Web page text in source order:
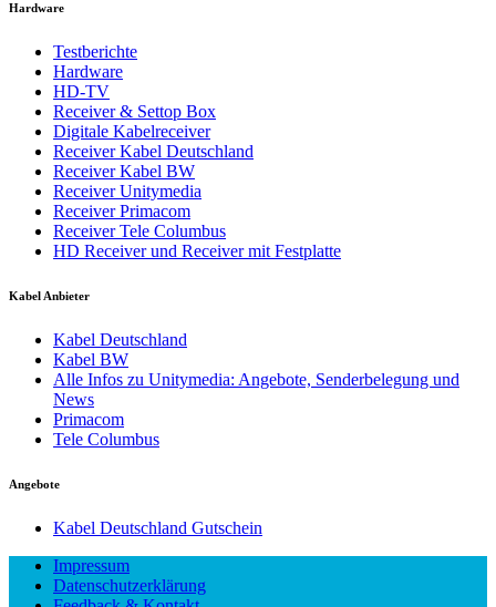
Hardware
Testberichte
Hardware
HD-TV
Receiver & Settop Box
Digitale Kabelreceiver
Receiver Kabel Deutschland
Receiver Kabel BW
Receiver Unitymedia
Receiver Primacom
Receiver Tele Columbus
HD Receiver und Receiver mit Festplatte
Kabel Anbieter
Kabel Deutschland
Kabel BW
Alle Infos zu Unitymedia: Angebote, Senderbelegung und
News
Primacom
Tele Columbus
Angebote
Kabel Deutschland Gutschein
Impressum
Datenschutzerklärung